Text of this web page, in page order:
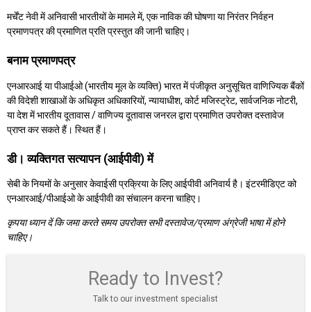
मर्चेंट नेवी में अनिवासी भारतीयों के मामले में, एक नाविक की घोषणा या निरंतर निर्वहन
प्रमाणपत्र की प्रमाणित प्रति प्रस्तुत की जानी चाहिए।
बनाम प्रमाणपत्र
एनआरआई या पीआईओ (भारतीय मूल के व्यक्ति) भारत में पंजीकृत अनुसूचित वाणिज्यिक बैंकों
की विदेशी शाखाओं के अधिकृत अधिकारियों, न्यायाधीश, कोर्ट मजिस्ट्रेट, सार्वजनिक नोटरी,
या देश में भारतीय दूतावास / वाणिज्य दूतावास जनरल द्वारा प्रमाणित उपरोक्त दस्तावेज
प्राप्त कर सकते हैं। स्थित हैं।
डी। व्यक्तिगत सत्यापन (आईपीवी) में
सेबी के नियमों के अनुसार केवाईसी प्रक्रिया के लिए आईपीवी अनिवार्य है। इंटरमीडिएट को
एनआरआई/पीआईओ के आईपीवी का संचालन करना चाहिए।
कृपया ध्यान दें कि जमा करते समय उपरोक्त सभी दस्तावेज/प्रमाण अंग्रेजी भाषा में होने
चाहिए।
Ready to Invest?
Talk to our investment specialist